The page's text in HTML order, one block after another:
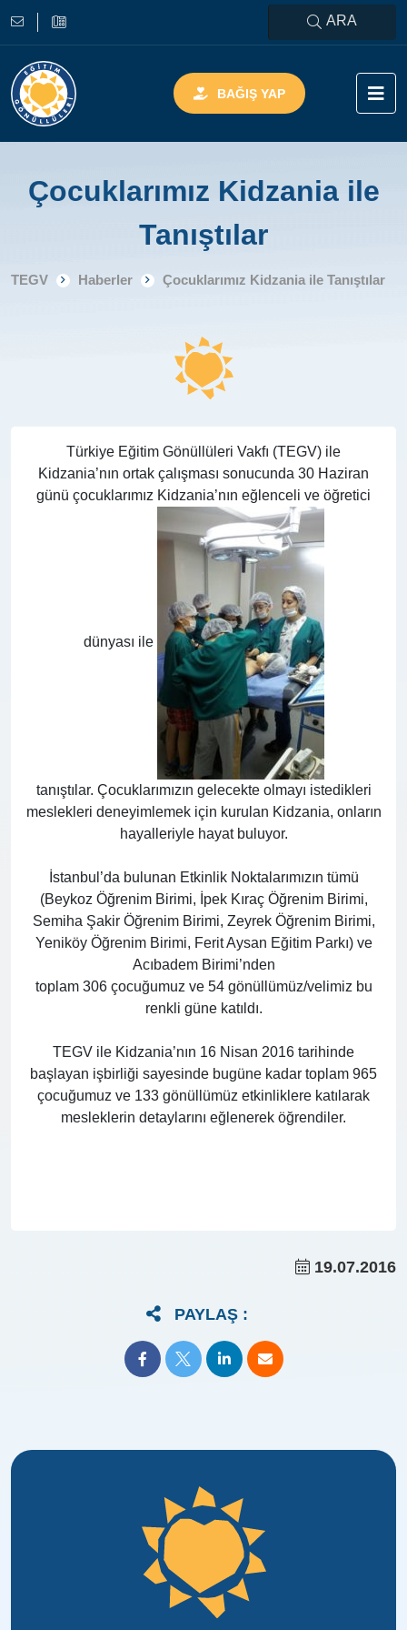
ARA
BAĞIŞ YAP
Çocuklarımız Kidzania ile
Tanıştılar
TEGV Haberler Çocuklarımız Kidzania ile Tanıştılar
Türkiye Eğitim Gönüllüleri Vakfı (TEGV) ile
Kidzania’nın ortak çalışması sonucunda 30 Haziran
günü çocuklarımız Kidzania’nın eğlenceli ve öğretici
dünyası ile
tanıştılar. Çocuklarımızın gelecekte olmayı istedikleri
meslekleri deneyimlemek için kurulan Kidzania, onların
hayalleriyle hayat buluyor.
İstanbul’da bulunan Etkinlik Noktalarımızın tümü
(Beykoz Öğrenim Birimi, İpek Kıraç Öğrenim Birimi,
Semiha Şakir Öğrenim Birimi, Zeyrek Öğrenim Birimi,
Yeniköy Öğrenim Birimi, Ferit Aysan Eğitim Parkı) ve
Acıbadem Birimi’nden
toplam 306 çocuğumuz ve 54 gönüllümüz/velimiz bu
renkli güne katıldı.
TEGV ile Kidzania’nın 16 Nisan 2016 tarihinde
başlayan işbirliği sayesinde bugüne kadar toplam 965
çocuğumuz ve 133 gönüllümüz etkinliklere katılarak
mesleklerin detaylarını eğlenerek öğrendiler.
19.07.2016
PAYLAŞ :